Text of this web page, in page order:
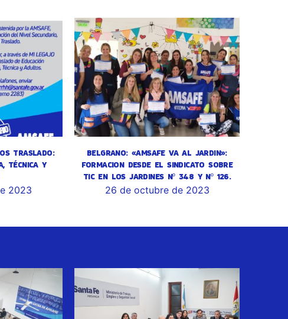
TRASLADO:
TÉCNICA Y
2023
BELGRANO: «AMSAFE VA AL JARDIN»:
FORMACION DESDE EL SINDICATO SOBRE
TIC EN LOS JARDINES Nº 348 Y Nº 126.
26 de octubre de 2023